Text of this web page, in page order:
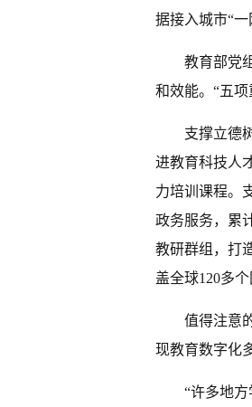
据接入城市“
教育部党
和效能。“五
支撑立德
进教育科技人
力培训课程。
政务服务，累
教研群组，打
盖全球120多
值得注意
现教育数字化
“许多地